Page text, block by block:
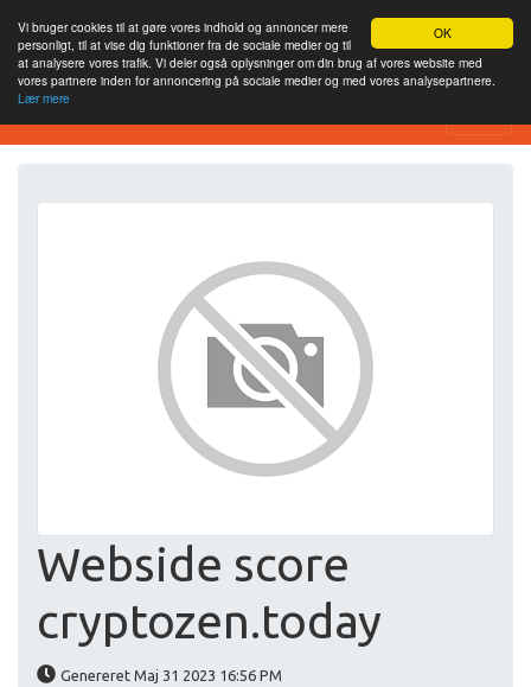
OK
Vi bruger cookies til at gøre vores indhold og annoncer mere
personligt, til at vise dig funktioner fra de sociale medier og til
at analysere vores trafik. Vi deler også oplysninger om din brug af vores website med
vores partnere inden for annoncering på sociale medier og med vores analysepartnere.
Lær mere
SEO Analytics
Webside score
cryptozen.today
Genereret Maj 31 2023 16:56 PM